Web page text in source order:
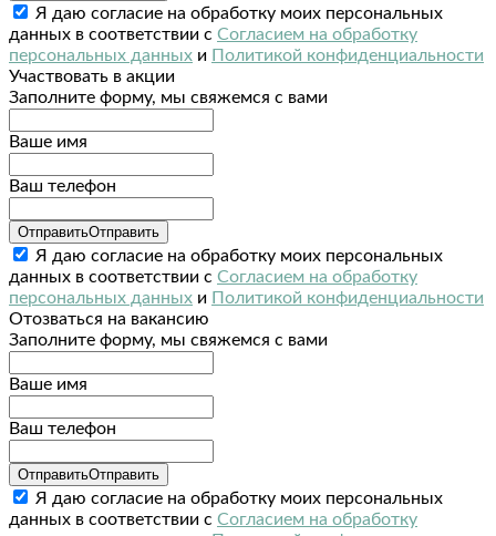
Я даю согласие на обработку моих персональных
данных в соответствии с Согласием на обработку
персональных данных и Политикой конфиденциальности
Участвовать в акции
Заполните форму, мы свяжемся с вами
Ваше имя
Ваш телефон
ОтправитьОтправить
Я даю согласие на обработку моих персональных
данных в соответствии с Согласием на обработку
персональных данных и Политикой конфиденциальности
Отозваться на вакансию
Заполните форму, мы свяжемся с вами
Ваше имя
Ваш телефон
ОтправитьОтправить
Я даю согласие на обработку моих персональных
данных в соответствии с Согласием на обработку